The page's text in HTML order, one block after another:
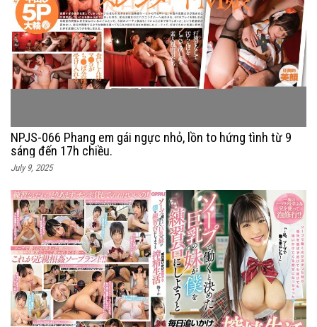
NPJS-066 Phang em gái ngực nhỏ, lồn to hứng tình từ 9
sáng đến 17h chiều.
July 9, 2025